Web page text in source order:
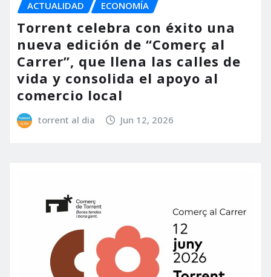
ACTUALIDAD ECONOMÍA
Torrent celebra con éxito una
nueva edición de “Comerç al
Carrer”, que llena las calles de
vida y consolida el apoyo al
comercio local
torrent al dia Jun 12, 2026